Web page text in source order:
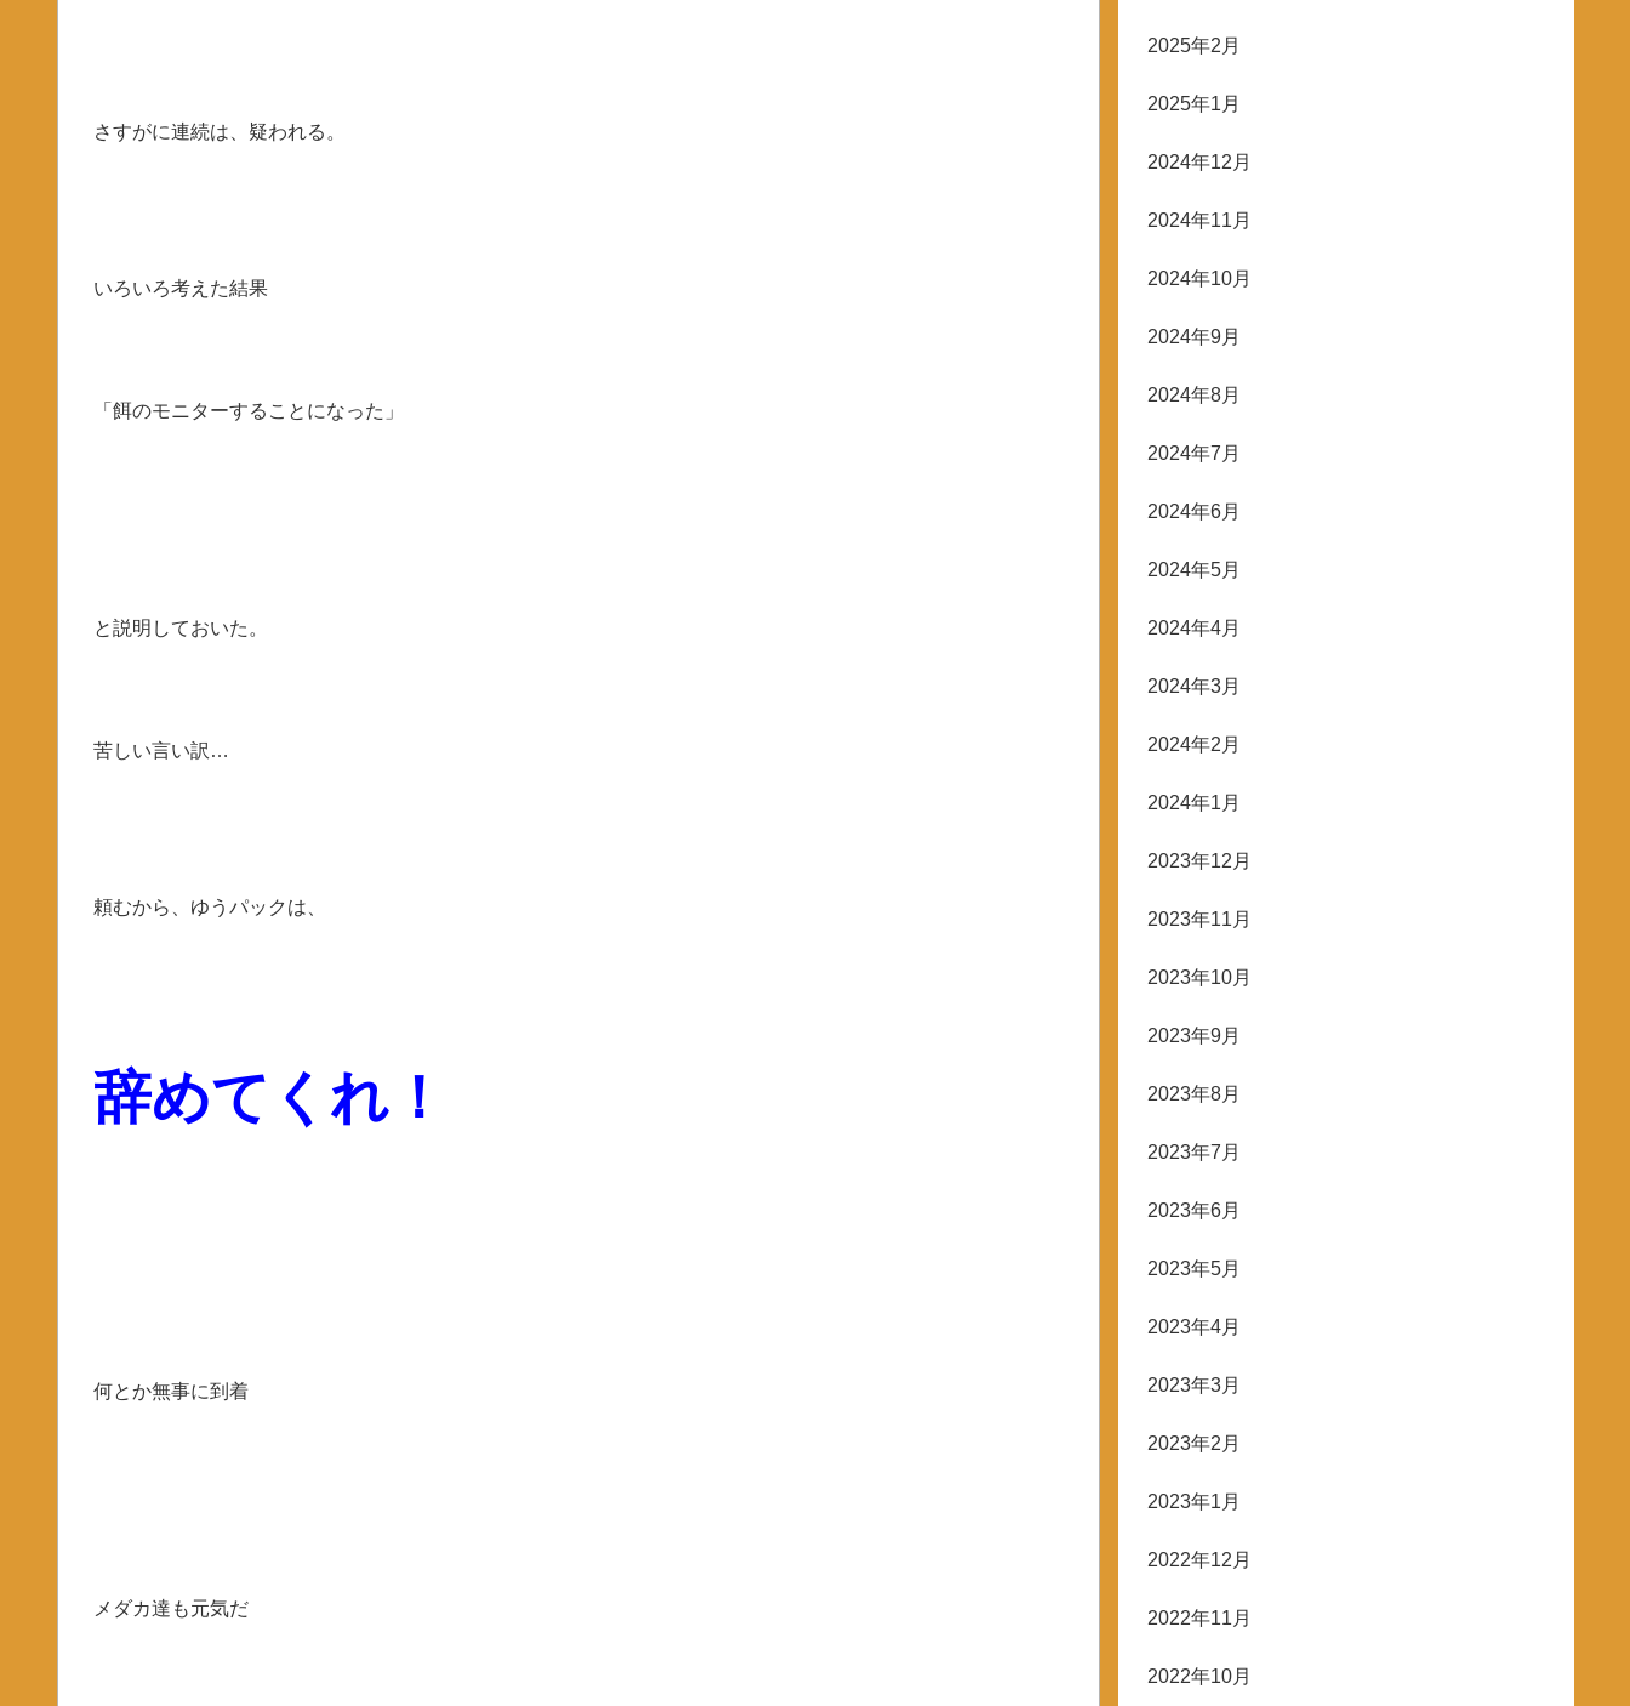
さすがに連続は、疑われる。
いろいろ考えた結果
「餌のモニターすることになった」
と説明しておいた。
苦しい言い訳…
頼むから、ゆうパックは、
辞めてくれ！
何とか無事に到着
メダカ達も元気だ
2025年2月
2025年1月
2024年12月
2024年11月
2024年10月
2024年9月
2024年8月
2024年7月
2024年6月
2024年5月
2024年4月
2024年3月
2024年2月
2024年1月
2023年12月
2023年11月
2023年10月
2023年9月
2023年8月
2023年7月
2023年6月
2023年5月
2023年4月
2023年3月
2023年2月
2023年1月
2022年12月
2022年11月
2022年10月